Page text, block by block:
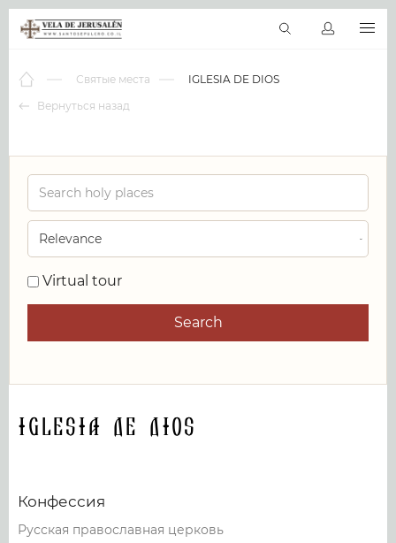
Виртуальные туры
RU
Вернуться назад
Святые места IGLESIA DE DIOS
Virtual tour
Search
IGLESIA DE DIOS
Конфессия
Русская православная церковь